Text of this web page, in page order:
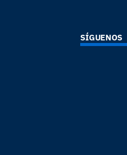
SÍGUENOS